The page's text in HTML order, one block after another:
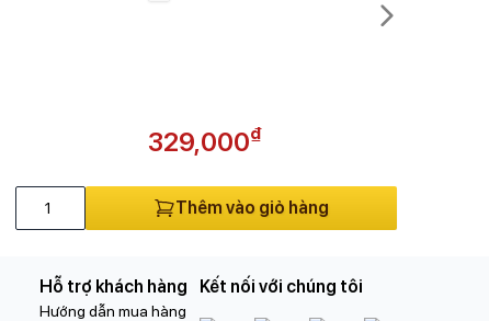
329,000₫
Thêm vào giỏ hàng
Hỗ trợ khách hàng
Hướng dẫn mua hàng
Kết nối với chúng tôi